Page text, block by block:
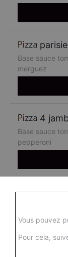
Base sauce
merguez
4
Base sauce
pepperoni
Base sauce
Vous pouvez
Pour cela,